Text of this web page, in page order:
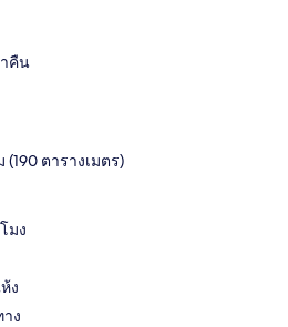
คืน
ตารางเมตร)
มง
ง
ง